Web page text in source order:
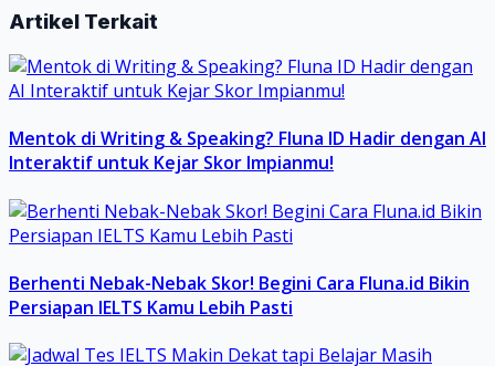
Artikel Terkait
Mentok di Writing & Speaking? Fluna ID Hadir dengan AI
Interaktif untuk Kejar Skor Impianmu!
Berhenti Nebak-Nebak Skor! Begini Cara Fluna.id Bikin
Persiapan IELTS Kamu Lebih Pasti